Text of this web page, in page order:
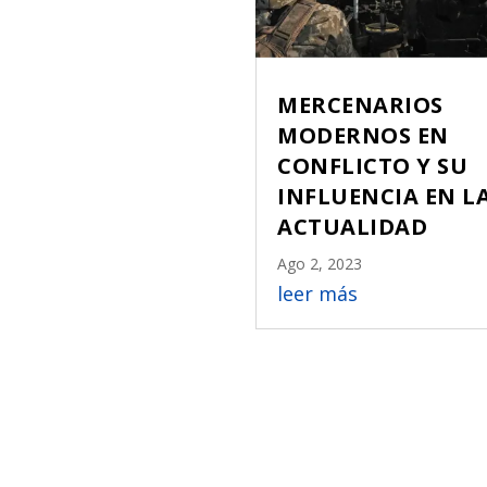
MERCENARIOS
MODERNOS EN
CONFLICTO Y SU
INFLUENCIA EN
ACTUALIDAD
Ago 2, 2023
leer más